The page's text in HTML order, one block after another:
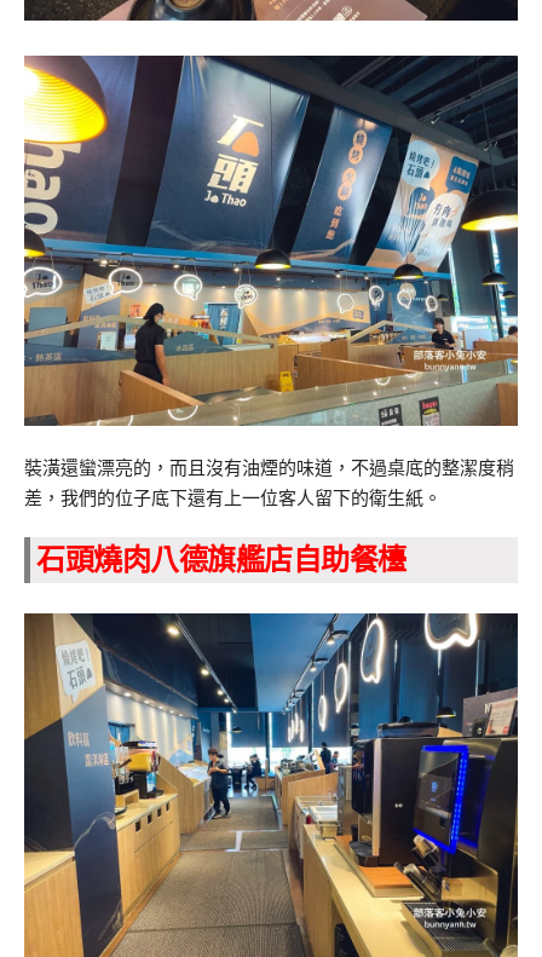
裝潢還蠻漂亮的，而且沒有油煙的味道，不過桌底的整潔度稍
差，我們的位子底下還有上一位客人留下的衛生紙。
石頭燒肉八德旗艦店自助餐檯